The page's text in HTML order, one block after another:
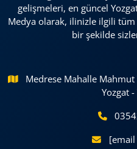
gelişmeleri, en güncel
Medya olarak, ilinizle ilgili tüm
bir şekilde
Medrese Mahalle
Yozgat -